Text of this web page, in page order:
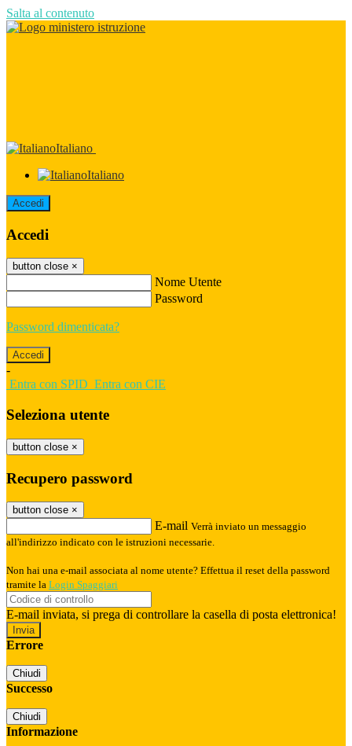
Salta al contenuto
Italiano
Italiano
Accedi
Accedi
button close ×
Nome Utente
Password
Password dimenticata?
-
Entra con SPID Entra con CIE
Seleziona utente
button close ×
Recupero password
button close ×
E-mail Verrà inviato un messaggio
all'indirizzo indicato con le istruzioni necessarie.
Non hai una e-mail associata al nome utente? Effettua il reset della password
tramite la Login Spaggiari
E-mail inviata, si prega di controllare la casella di posta elettronica!
Errore
Chiudi
Successo
Chiudi
Informazione